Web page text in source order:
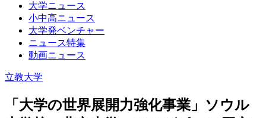
大学ニュース
小中高ニュース
大学発ベンチャー
ニュース特集
動画ニュース
立教大学
「大学の世界展開力強化事業」ソウル